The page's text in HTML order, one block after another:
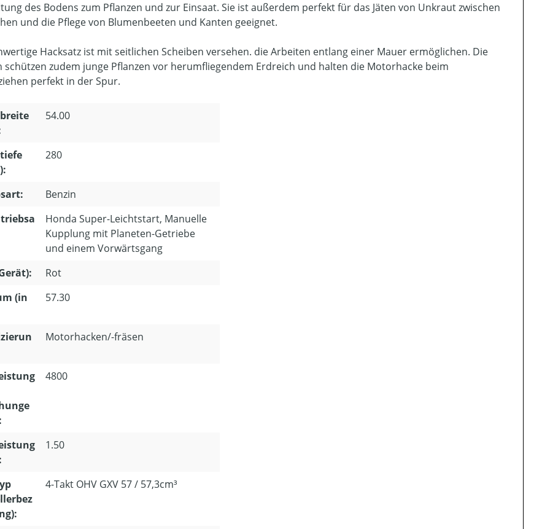
des Bodens zum Pflanzen und zur Einsaat. Sie ist außerdem perfekt für das Jäten von Unkraut zwischen
und die Pflege von Blumenbeeten und Kanten geeignet.
Hacksatz ist mit seitlichen Scheiben versehen. die Arbeiten entlang einer Mauer ermöglichen. Die
schützen zudem junge Pflanzen vor herumfliegendem Erdreich und halten die Motorhacke beim
perfekt in der Spur.
54.00
280
Benzin
Honda Super-Leichtstart, Manuelle
Kupplung mit Planeten-Getriebe
und einem Vorwärtsgang
Rot
(in
57.30
Motorhacken/-fräsen
4800
1.50
4-Takt OHV GXV 57 / 57,3cm³